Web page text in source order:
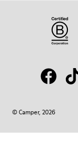
© Camper, 2026